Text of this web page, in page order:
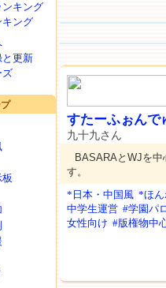
ンキング
キング
と更新
ズ
すたーふぉんで
九十九さん
BASARAとWJを
す。
*日本・中国風 *ほん
中学生運営 #学園パ
女性向け #版権物中